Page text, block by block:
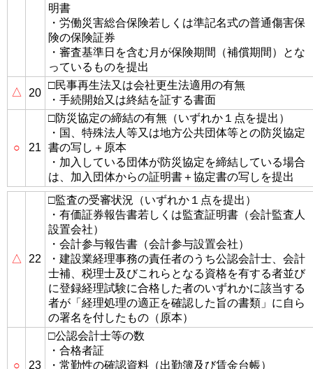
明書
・労働災害総合保険若しくは準記名式の普通傷害保
険の保険証券
・審査基準日を含む月が保険期間（補償期間）とな
っているものを提出
△ 20
□民事再生法又は会社更生法適用の有無
・手続開始又は終結を証する書面
○ 21
□防災協定の締結の有無（いずれか１点を提出）
・国、特殊法人等又は地方公共団体等との防災協定
書の写し＋原本
・加入している団体が防災協定を締結している場合
は、加入団体からの証明書＋協定書の写しを提出
△ 22
□監査の受審状況（いずれか１点を提出）
・有価証券報告書若しくは監査証明書（会計監査人
設置会社）
・会計参与報告書（会計参与設置会社）
・建設業経理事務の責任者のうち公認会計士、会計
士補、税理士及びこれらとなる資格を有する者並び
に登録経理試験に合格した者のいずれかに該当する
者が「経理処理の適正を確認した旨の書類」に自ら
の署名を付したもの（原本）
○ 23
□公認会計士等の数
・合格者証
・常勤性の確認資料（出勤簿及び賃金台帳）